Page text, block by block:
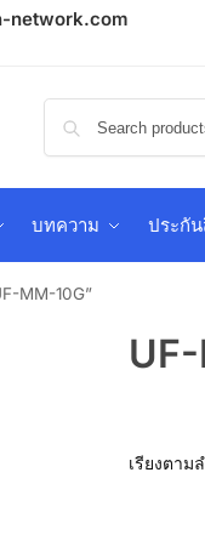
network.com
บทความ ประกั
MM-10G”